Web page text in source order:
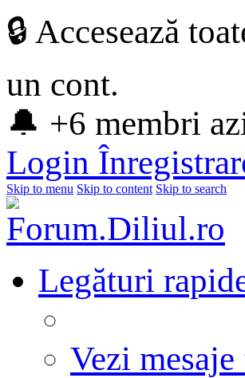
🔒 Accesează
un cont.
🔔 +6 membri
Login
Skip to menu Skip to content Skip to search
Legături
Vezi